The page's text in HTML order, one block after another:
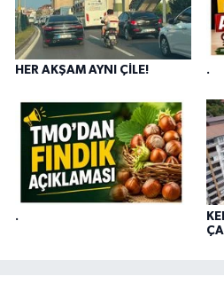
HER AKŞAM AYNI ÇİLE! .
.